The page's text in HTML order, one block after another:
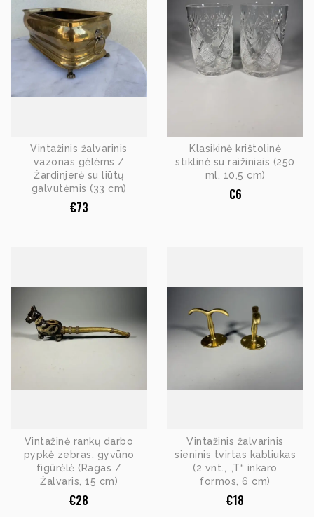
Vintažinis žalvarinis
vazonas gėlėms /
Žardinjerė su liūtų
galvutėmis (33 cm)
€73
Klasikinė krištolinė
stiklinė su raižiniais (250
ml, 10,5 cm)
€6
Vintažinė rankų darbo
pypkė zebras, gyvūno
figūrėlė (Ragas /
Žalvaris, 15 cm)
€28
Vintažinis žalvarinis
sieninis tvirtas kabliukas
(2 vnt., „T“ inkaro
formos, 6 cm)
€18